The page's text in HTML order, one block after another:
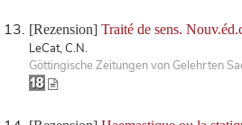
[Rezension] Traité de sens.
LeCat, C.N.
Göttingische Zeitungen von Gelehrten